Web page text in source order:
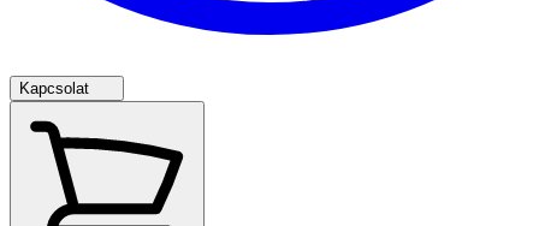
Kapcsolat